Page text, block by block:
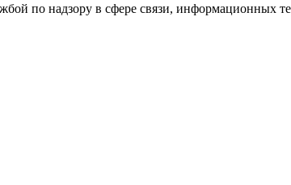
по надзору в сфере связи, информационных